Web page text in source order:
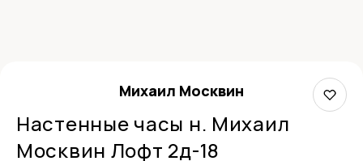
Михаил Москвин
Настенные часы н. Михаил
Москвин Лофт 2д-18